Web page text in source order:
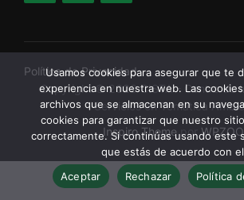
Política de Privacidad
Copyright © 2026 CISTA - Centro de
Servicios en Temática
Inspiro Themepor
Usamos cookies para asegurar que te
experiencia en nuestra web. Las
archivos que se almacenan en su
cookies para garantizar que nuestro
correctamente. Si continúas usando este
que estás de acuerdo con
Aceptar
Rechazar Política